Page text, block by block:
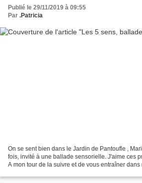
Publié le 29/11/2019 à 09:55
Par .Patricia
On se sent bien dans le Jardin de Pantoufle ,
fois, invité à une ballade sensorielle. J'aime ces
A mon tour de la suivre et de vous entraîner